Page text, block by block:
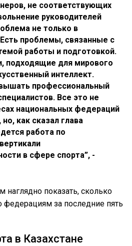
не соответствующих
руководителей
не только в
проблемы, связанные с
работы и подготовкой.
подходящие для мирового
интеллект.
профессиональный
Все это не
национальных федераций
как сказал глава
работа по
в сфере спорта”, -
наглядно показать, сколько
за последние пять
в Казахстане